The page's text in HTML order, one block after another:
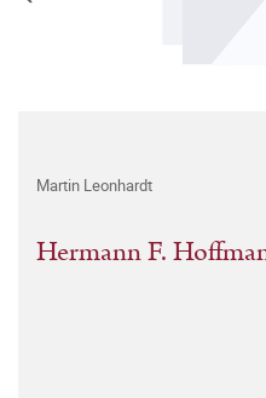
Martin Leonhardt
Hermann F.